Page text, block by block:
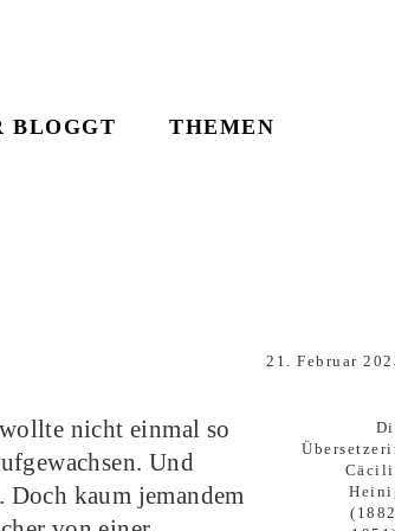
BLOGGT THEMEN
21. Februar
nicht einmal so
Und
Doch kaum jemandem